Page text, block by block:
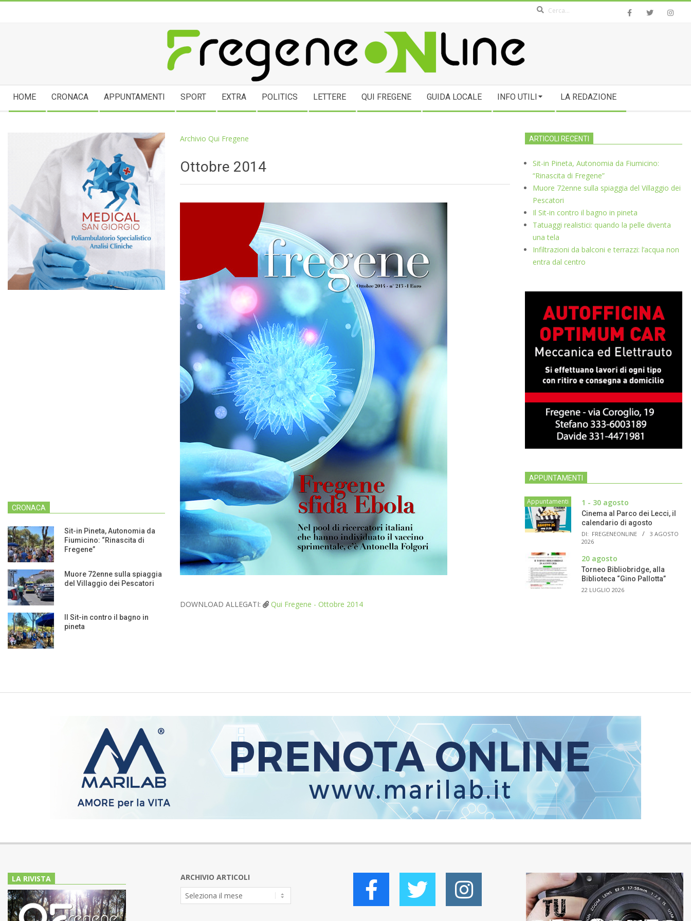
FREGENEONLINE.COM
Navigation
Menu
HOME CRONACA APPUNTAMENTI SPORT EXTRA POLITICS LETTERE QUI FREGENE GUIDA LOCALE INFO UTILI LA REDAZIONE
Archivio Qui Fregene
Ottobre 2014
2014-
DOWNLOAD ALLEGATI: Qui Fregene - Ottobre 2014
CRONACA
Sit-in Pineta, Autonomia da
Fiumicino: “Rinascita di
Fregene”
Muore 72enne sulla spiaggia
del Villaggio dei Pescatori
Il Sit-in contro il bagno in
pineta
ARTICOLI RECENTI
Sit-in Pineta, Autonomia da Fiumicino:
“Rinascita di Fregene”
Muore 72enne sulla spiaggia del Villaggio dei
Pescatori
Il Sit-in contro il bagno in pineta
Tatuaggi realistici: quando la pelle diventa
una tela
Infiltrazioni da balconi e terrazzi: l’acqua non
entra dal centro
APPUNTAMENTI
Appuntamenti 1 - 30 agosto
Cinema al Parco dei Lecci, il
calendario di agosto
DI: FREGENEONLINE
3 AGOSTO
2026
20 agosto
Torneo Bibliobridge, alla
Biblioteca “Gino Pallotta”
22 LUGLIO 2026
LA RIVISTA
ARCHIVIO ARTICOLI
Archivio
Articoli